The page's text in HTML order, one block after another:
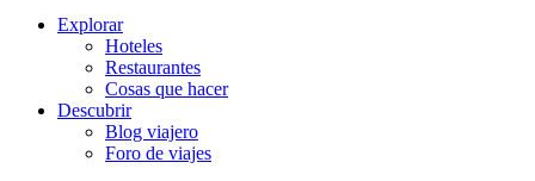
Explorar
Hoteles
Restaurantes
Cosas que hacer
Descubrir
Blog viajero
Foro de viajes